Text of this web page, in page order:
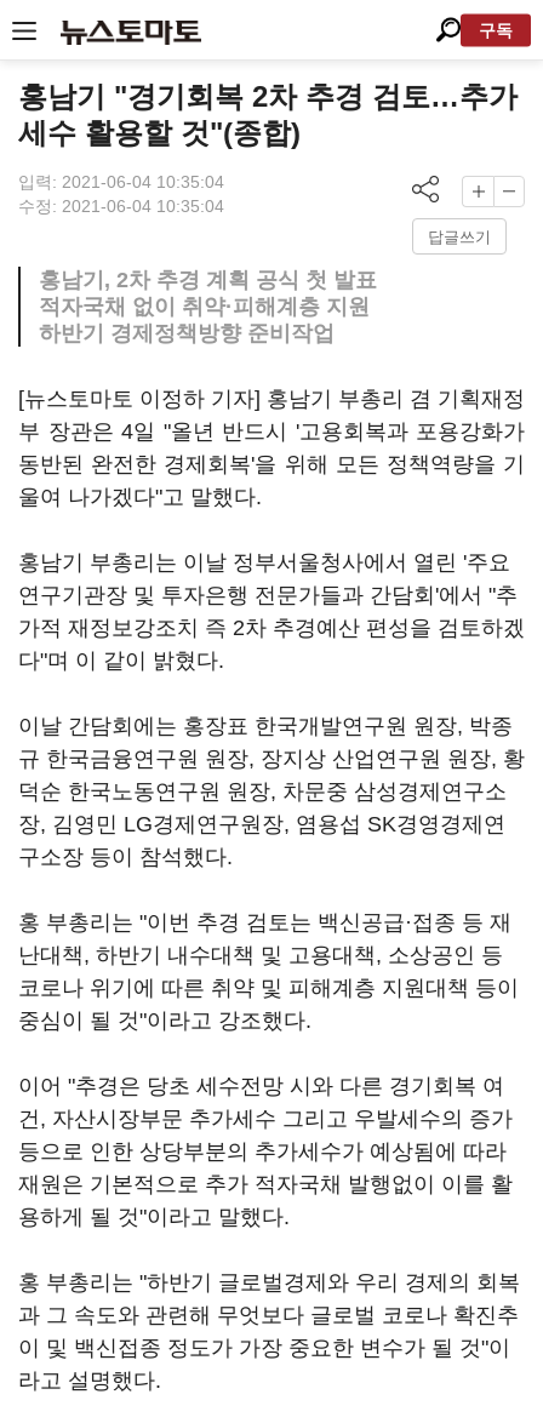
구독
홍남기 "경기회복 2차 추경 검토…추가
세수 활용할 것"(종합)
입력: 2021-06-04 10:35:04
수정: 2021-06-04 10:35:04
답글쓰기
홍남기, 2차 추경 계획 공식 첫 발표
적자국채 없이 취약·피해계층 지원
하반기 경제정책방향 준비작업
[뉴스토마토 이정하 기자] 홍남기 부총리 겸 기획재정
부 장관은 4일 "올년 반드시 '고용회복과 포용강화가
동반된 완전한 경제회복'을 위해 모든 정책역량을 기
울여 나가겠다"고 말했다.
홍남기 부총리는 이날 정부서울청사에서 열린 '주요
연구기관장 및 투자은행 전문가들과 간담회'에서 "추
가적 재정보강조치 즉 2차 추경예산 편성을 검토하겠
다"며 이 같이 밝혔다.
이날 간담회에는 홍장표 한국개발연구원 원장, 박종
규 한국금융연구원 원장, 장지상 산업연구원 원장, 황
덕순 한국노동연구원 원장, 차문중 삼성경제연구소
장, 김영민 LG경제연구원장, 염용섭 SK경영경제연
구소장 등이 참석했다.
홍 부총리는 "이번 추경 검토는 백신공급·접종 등 재
난대책, 하반기 내수대책 및 고용대책, 소상공인 등
코로나 위기에 따른 취약 및 피해계층 지원대책 등이
중심이 될 것"이라고 강조했다.
이어 "추경은 당초 세수전망 시와 다른 경기회복 여
건, 자산시장부문 추가세수 그리고 우발세수의 증가
등으로 인한 상당부분의 추가세수가 예상됨에 따라
재원은 기본적으로 추가 적자국채 발행없이 이를 활
용하게 될 것"이라고 말했다.
홍 부총리는 "하반기 글로벌경제와 우리 경제의 회복
과 그 속도와 관련해 무엇보다 글로벌 코로나 확진추
이 및 백신접종 정도가 가장 중요한 변수가 될 것"이
라고 설명했다.